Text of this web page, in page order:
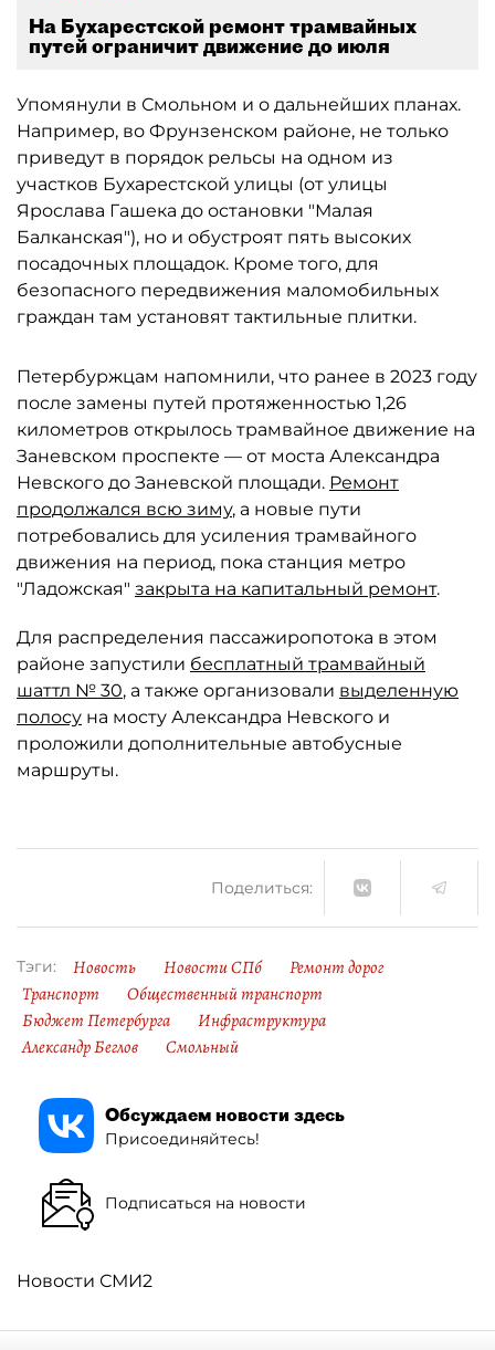
На Бухарестской ремонт трамвайных
путей ограничит движение до июля
Упомянули в Смольном и о дальнейших планах.
Например, во Фрунзенском районе, не только
приведут в порядок рельсы на одном из
участков Бухарестской улицы (от улицы
Ярослава Гашека до остановки "Малая
Балканская"), но и обустроят пять высоких
посадочных площадок. Кроме того, для
безопасного передвижения маломобильных
граждан там установят тактильные плитки.
Петербуржцам напомнили, что ранее в 2023 году
после замены путей протяженностью 1,26
километров открылось трамвайное движение на
Заневском проспекте — от моста Александра
Невского до Заневской площади. Ремонт
продолжался всю зиму, а новые пути
потребовались для усиления трамвайного
движения на период, пока станция метро
"Ладожская" закрыта на капитальный ремонт.
Для распределения пассажиропотока в этом
районе запустили бесплатный трамвайный
шаттл № 30, а также организовали выделенную
полосу на мосту Александра Невского и
проложили дополнительные автобусные
маршруты.
Поделиться:
Тэги: Новость Новости СПб
Ремонт дорог
Транспорт
Общественный транспорт
Бюджет Петербурга
Инфраструктура
Александр Беглов
Смольный
Обсуждаем новости здесь
Присоединяйтесь!
Подписаться на новости
Новости СМИ2